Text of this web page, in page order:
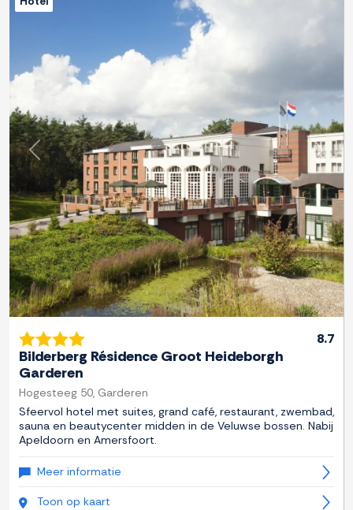
Previous Next
8.7
Bilderberg Résidence Groot Heideborgh
Garderen
Hogesteeg 50, Garderen
Sfeervol hotel met suites, grand café, restaurant, zwembad,
sauna en beautycenter midden in de Veluwse bossen. Nabij
Apeldoorn en Amersfoort.
Meer informatie
Toon op kaart